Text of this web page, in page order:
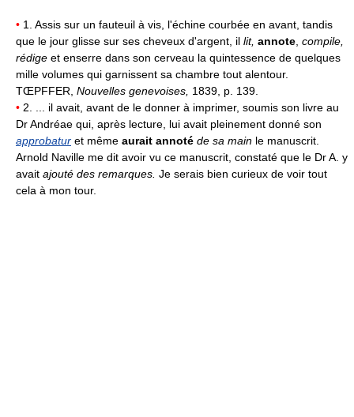
• 1. Assis sur un fauteuil à vis, l'échine courbée en avant, tandis
que le jour glisse sur ses cheveux d'argent, il lit, annote compile,
rédige et enserre dans son cerveau la quintessence de quelques
mille volumes qui garnissent sa chambre tout alentour.
TŒPFFER, Nouvelles genevoises, 1839, p. 139.
• 2. ... il avait, avant de le donner à imprimer, soumis son livre au
Dr Andréae qui, après lecture, lui avait pleinement donné son
approbatur et même aurait annoté de sa main le manuscrit.
Arnold Naville me dit avoir vu ce manuscrit, constaté que le Dr A. y
avait ajouté des remarques. Je serais bien curieux de voir tout
cela à mon tour.